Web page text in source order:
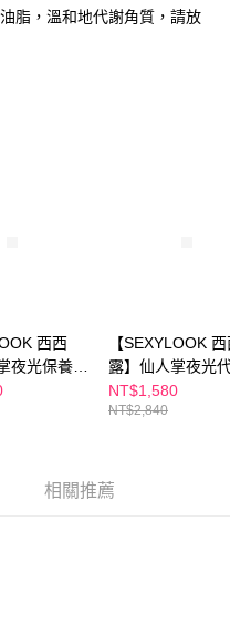
使用額度並採取法律行動。
查看運費
脂，溫和地代謝角質，請放
西西
夜光保養組
代謝水
掌夜光代
【SEXYLOOK
露】仙人掌夜光
150ml+仙人掌夜
謝霜 50ml+外泌
NT$1,580
NT$2,840
相關推薦